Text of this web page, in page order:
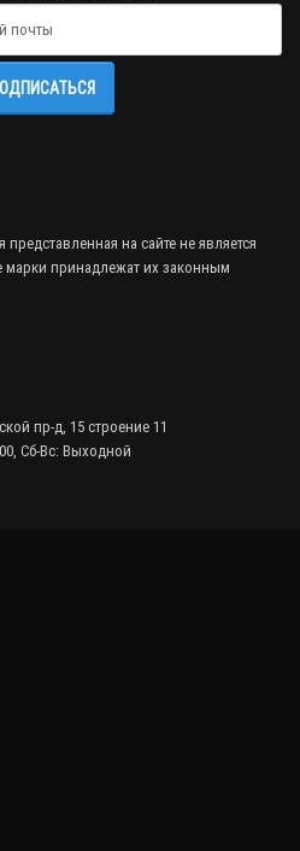
на сайте не является
марки принадлежат их законным
пр-д, 15 строение 11
Сб-Вс: Выходной